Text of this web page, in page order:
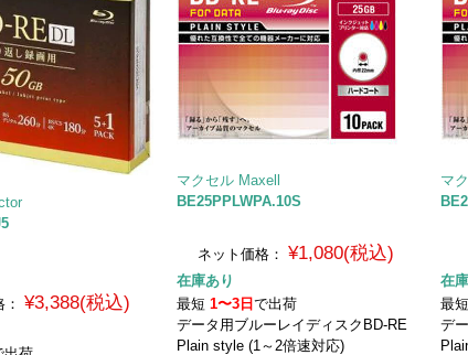
¥3,388(税込)
マクセル Maxell
BE25PPLWPA.10S
ネット価格： ¥1,080(税込)
在庫あり
最短1〜3日で出荷
データ用ブルーレイディスクBD-RE
Plain style (1～2倍速対応)
マ
在
最
デ